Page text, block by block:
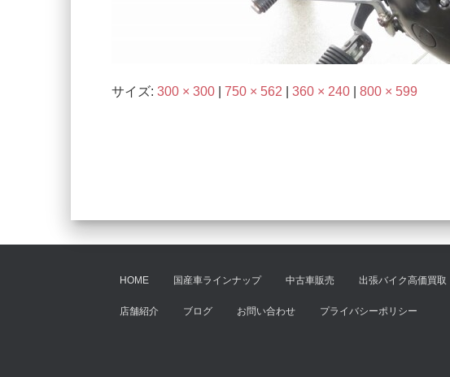
サイズ: 300 × 300 750 × 562 360 × 240 800 × 599
HOME 国産車ラインナップ 中古車販売 出張バイク高価買取
店舗紹介 ブログ お問い合わせ プライバシーポリシー